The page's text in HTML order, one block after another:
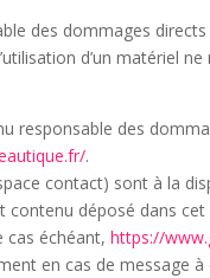
des dommages
d’un matériel
responsable des
.
contact) sont à la
déposé dans
cas échéant,https://
en cas de